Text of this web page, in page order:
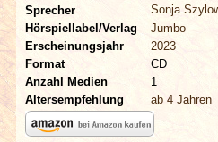
Sprecher
Sonja
Hörspiellabel/Verlag
Jumbo
Erscheinungsjahr
2023
Format
CD
Anzahl Medien
1
Altersempfehlung
ab 4 Jahren